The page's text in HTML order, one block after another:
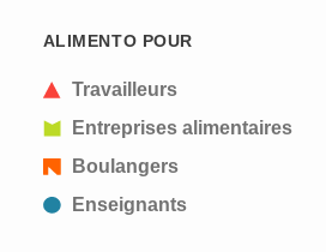
ALIMENTO POUR
Travailleurs
Entreprises alimentaires
Boulangers
Enseignants